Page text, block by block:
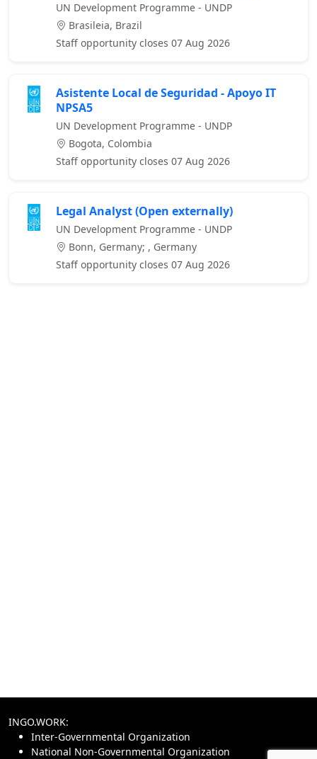
UN Development Programme - UNDP
Brasileia, Brazil
Staff opportunity closes 07 Aug 2026
Asistente Local de Seguridad - Apoyo IT
NPSA5
UN Development Programme - UNDP
Bogota, Colombia
Staff opportunity closes 07 Aug 2026
Legal Analyst (Open externally)
UN Development Programme - UNDP
Bonn, Germany; , Germany
Staff opportunity closes 07 Aug 2026
INGO.WORK:
Inter-Governmental Organization
National Non-Governmental Organization